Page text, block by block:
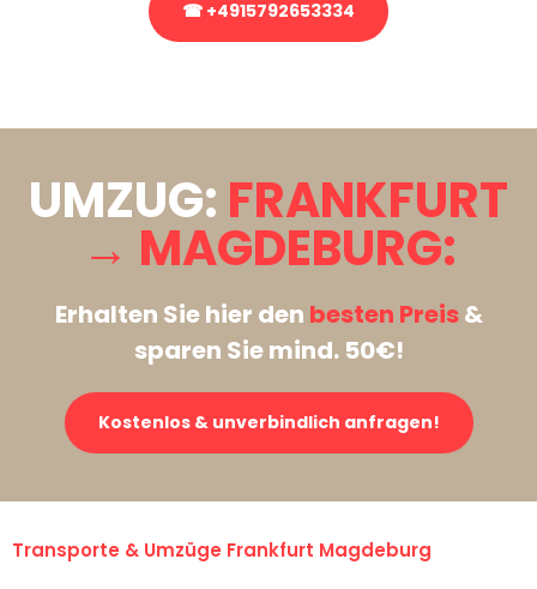
☎ +4915792653334
UMZUG: FRANKFURT
→ MAGDEBURG:
Erhalten Sie hier den besten Preis&
sparen Sie mind. 50€!
Kostenlos & unverbindlich anfragen!
Transporte & Umzüge Frankfurt Magdeburg